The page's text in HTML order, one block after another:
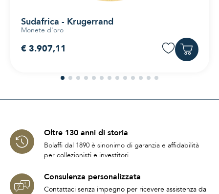
Sudafrica - Krugerrand
Monete d'oro
€ 3.907,11
Oltre 130 anni di storia
Bolaffi dal 1890 è sinonimo di garanzia e affidabilità
per collezionisti e investitori
Consulenza personalizzata
Contattaci senza impegno per ricevere assistenza da